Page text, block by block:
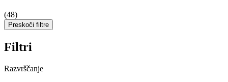
(48)
Preskoči filtre
Filtri
Razvrščanje